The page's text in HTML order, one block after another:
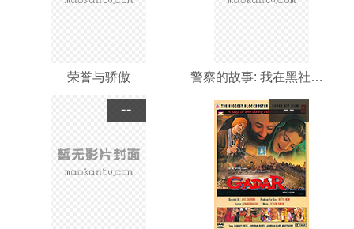
荣誉与骄傲 警察的故事: 我在黑社会的日子
-- --